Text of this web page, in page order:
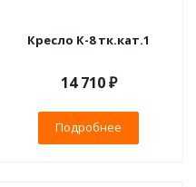
Кресло К-8 тк.кат.1
14 710 ₽
Подробнее